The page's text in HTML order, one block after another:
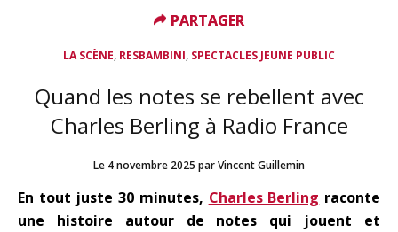
LA SCÈNE, RESBAMBINI, SPECTACLES JEUNE PUBLIC
Quand les notes se rebellent avec
Charles Berling à Radio France
Le 4 novembre 2025 parVincent Guillemin
En tout juste 30 minutes, Charles Berling raconte
une histoire autour de notes qui jouent et
PARTAGER
PARTAGER